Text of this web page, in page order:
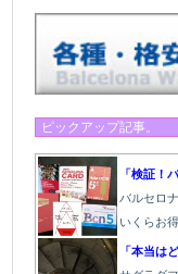
ピックアップ記事。
「検証！
バルセロ
いくらお
「本当は